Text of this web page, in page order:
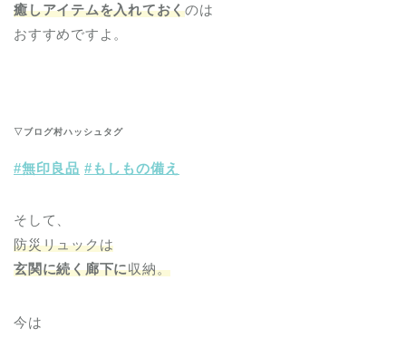
癒しアイテムを入れておくのは
おすすめですよ。
▽ブログ村ハッシュタグ
#無印良品 #もしもの備え
そして、
防災リュックは
玄関に続く廊下に収納。
今は